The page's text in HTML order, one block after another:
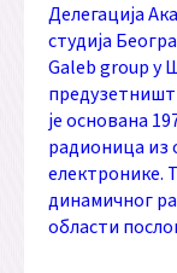
Делегација
студија
Galeb group у
је основана
радионица из
електронике.
динамичног
области